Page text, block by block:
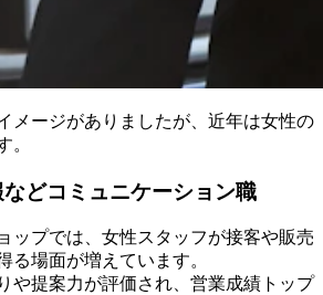
メージがありましたが、近年は女性の
。
どコミュニケーション職
ップでは、女性スタッフが接客や販売
る場面が増えています。
や提案力が評価され、営業成績トップ